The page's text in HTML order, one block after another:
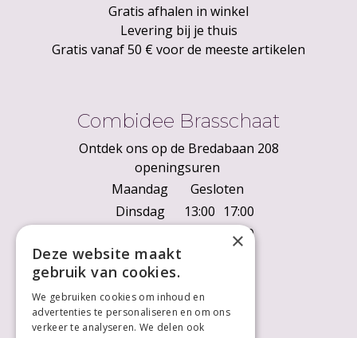
Gratis afhalen in winkel
Levering bij je thuis
Gratis vanaf 50 € voor de meeste artikelen
Combidee Brasschaat
Ontdek ons op de Bredabaan 208
openingsuren
Maandag
Gesloten
Dinsdag
13:00 17:00
18:00
Donderdag
Vrijdag
Zaterdag
10:00
Zondag
Gesloten
×
Deze website maakt
gebruik van cookies.
We gebruiken cookies om inhoud en
advertenties te personaliseren en om ons
verkeer te analyseren. We delen ook